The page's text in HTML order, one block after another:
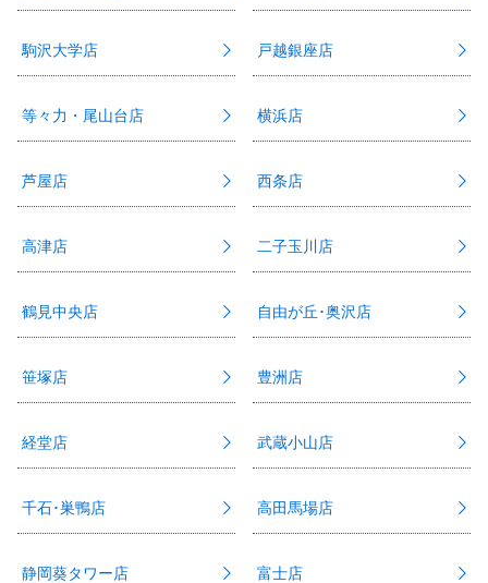
駒沢大学店 戸越銀座店
等々力・尾山台店 横浜店
芦屋店 西条店
高津店 二子玉川店
鶴見中央店 自由が丘･奥沢店
笹塚店 豊洲店
経堂店 武蔵小山店
千石･巣鴨店 高田馬場店
静岡葵タワー店 富士店